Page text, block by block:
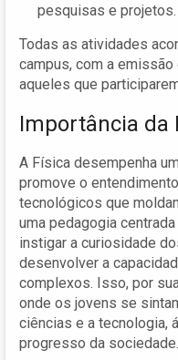
pesquisas e projetos.
Todas as atividades
campus, com a
aqueles que
Importância da
A Física desempenha
promove o
tecnológicos que
uma pedagogia
instigar a curiosidade
desenvolver a
complexos. Isso, por
onde os jovens se
ciências e a tecnologia,
progresso da sociedade.